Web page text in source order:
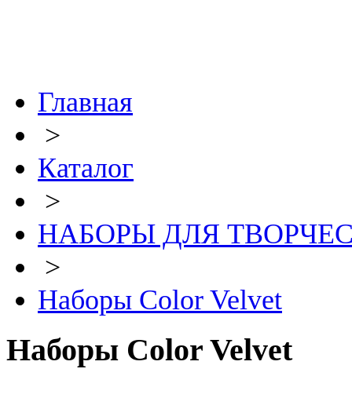
Главная
>
Каталог
>
НАБОРЫ ДЛЯ
>
Наборы Сolor Velvet
Наборы Сolor Velvet